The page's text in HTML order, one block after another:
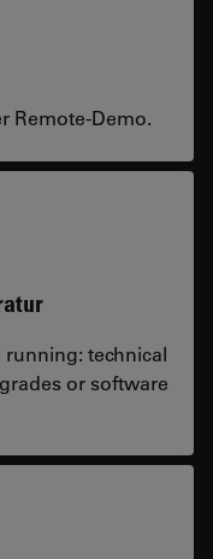
Remote-Demo.
technical
or software